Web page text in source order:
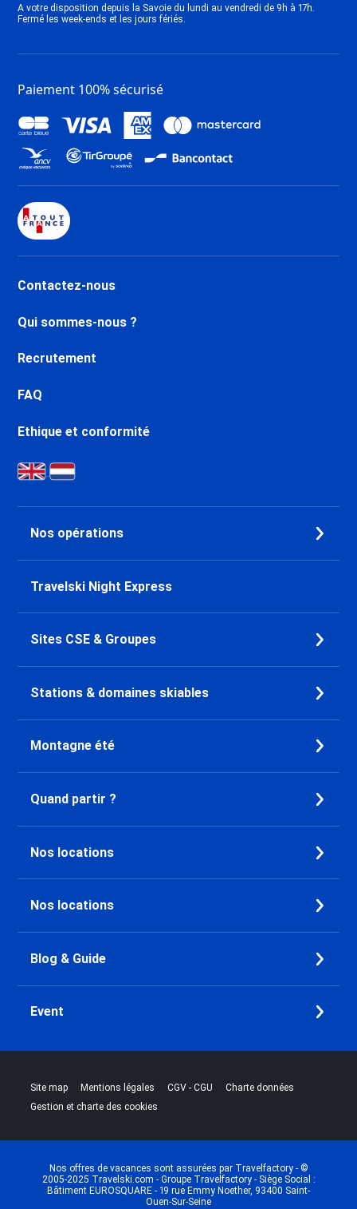
A votre disposition depuis la Savoie du lundi au vendredi de 9h à 17h.
Fermé les week-ends et les jours fériés.
Paiement 100% sécurisé
Contactez-nous
Qui sommes-nous ?
Recrutement
FAQ
Ethique et conformité
Nos opérations
Travelski Night Express
Sites CSE & Groupes
Stations & domaines skiables
Montagne été
Quand partir ?
Nos locations
Nos locations
Blog & Guide
Event
Site map |Mentions légales |CGV - CGU |Charte données
Gestion et charte des cookies
Nos offres de vacances sont assurées par Travelfactory - ©
2005-2025 Travelski.com - Groupe Travelfactory - Siège Social :
Bâtiment EUROSQUARE - 19 rue Emmy Noether, 93400 Saint-
Ouen-Sur-Seine